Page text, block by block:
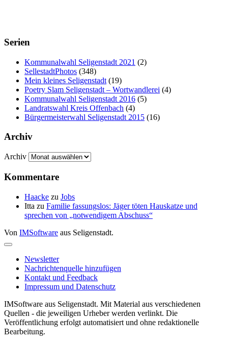
Serien
Kommunalwahl Seligenstadt 2021 (2)
SellestadtPhotos (348)
Mein kleines Seligenstadt (19)
Poetry Slam Seligenstadt – Wortwandlerei (4)
Kommunalwahl Seligenstadt 2016 (5)
Landratswahl Kreis Offenbach (4)
Bürgermeisterwahl Seligenstadt 2015 (16)
Archiv
Archiv
Kommentare
Haacke zu Jobs
Itta zu Familie fassungslos: Jäger töten Hauskatze und
sprechen von „notwendigem Abschuss“
Von IMSoftware aus Seligenstadt.
Newsletter
Nachrichtenquelle hinzufügen
Kontakt und Feedback
Impressum und Datenschutz
IMSoftware aus Seligenstadt. Mit Material aus verschiedenen
Quellen - die jeweiligen Urheber werden verlinkt. Die
Veröffentlichung erfolgt automatisiert und ohne redaktionelle
Bearbeitung.